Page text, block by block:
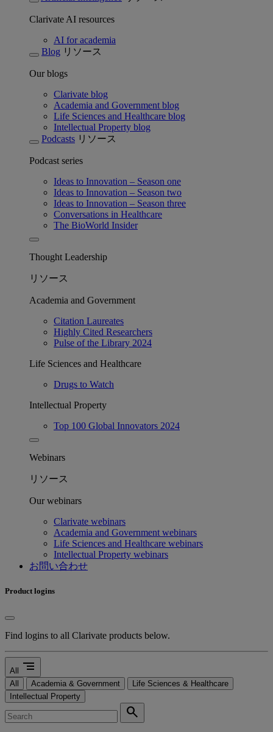
Clarivate AI resources
AI for academia
Blog リソース
Our blogs
Clarivate blog
Academia and Government blog
Life Sciences and Healthcare blog
Intellectual Property blog
Podcasts リソース
Podcast series
Ideas to Innovation – Season one
Ideas to Innovation – Season two
Ideas to Innovation – Season three
Conversations in Healthcare
The BioWorld Insider
Thought Leadership
リソース
Academia and Government
Citation Laureates
Highly Cited Researchers
Pulse of the Library 2024
Life Sciences and Healthcare
Drugs to Watch
Intellectual Property
Top 100 Global Innovators 2024
Webinars
リソース
Our webinars
Clarivate webinars
Academia and Government webinars
Life Sciences and Healthcare webinars
Intellectual Property webinars
お問い合わせ
Product logins
Find logins to all Clarivate products below.
All segment
All Academia & Government
Life Sciences & Healthcare
Intellectual Property
search